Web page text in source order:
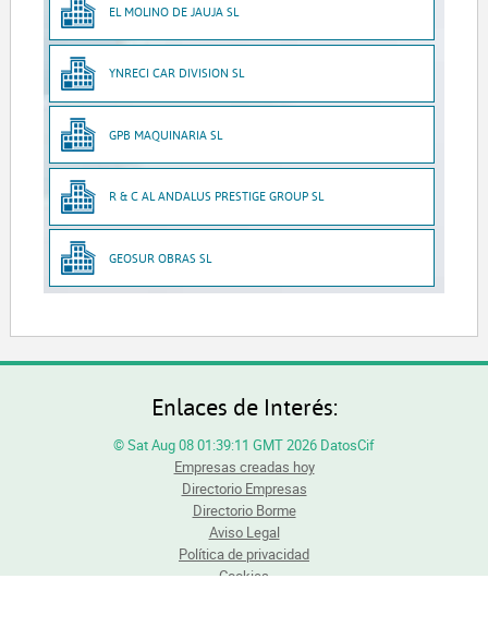
EL MOLINO DE JAUJA SL
YNRECI CAR DIVISION SL
GPB MAQUINARIA SL
R & C AL ANDALUS PRESTIGE GROUP SL
GEOSUR OBRAS SL
Enlaces de Interés:
© Sat Aug 08 01:39:11 GMT 2026 DatosCif
Empresas creadas hoy
Directorio Empresas
Directorio Borme
Aviso Legal
Política de privacidad
Cookies